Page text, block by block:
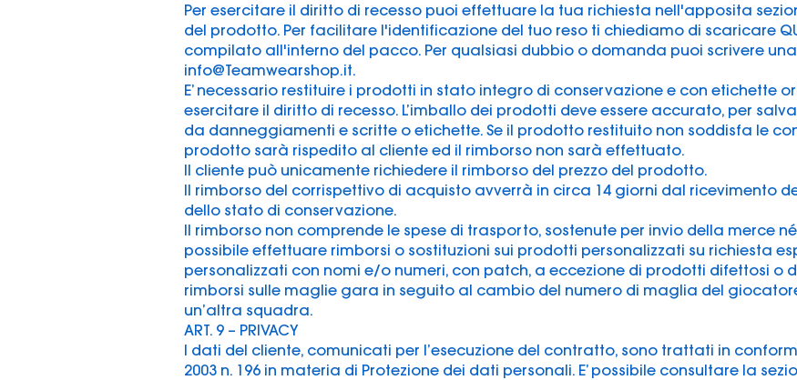
Per esercitare il diritto di recesso puoi effettuare la tua richiesta nell'apposita
del prodotto. Per facilitare l'identificazione del tuo reso ti chiediamo di scaricare
compilato all'interno del pacco. Per qualsiasi dubbio o domanda puoi scrivere
info@Teamwearshop.it.
E’ necessario restituire i prodotti in stato integro di conservazione e con etichette
esercitare il diritto di recesso. L’imballo dei prodotti deve essere accurato, per
da danneggiamenti e scritte o etichette. Se il prodotto restituito non soddisfa le
prodotto sarà rispedito al cliente ed il rimborso non sarà effettuato.
Il cliente può unicamente richiedere il rimborso del prezzo del prodotto.
Il rimborso del corrispettivo di acquisto avverrà in circa 14 giorni dal ricevimento
dello stato di conservazione.
Il rimborso non comprende le spese di trasporto, sostenute per invio della merce
possibile effettuare rimborsi o sostituzioni sui prodotti personalizzati su richiesta
personalizzati con nomi e/o numeri, con patch, a eccezione di prodotti difettosi o
rimborsi sulle maglie gara in seguito al cambio del numero di maglia del
un’altra squadra.
ART. 9 – PRIVACY
I dati del cliente, comunicati per l’esecuzione del contratto, sono trattati in
2003 n. 196 in materia di Protezione dei dati personali. E’ possibile consultare la